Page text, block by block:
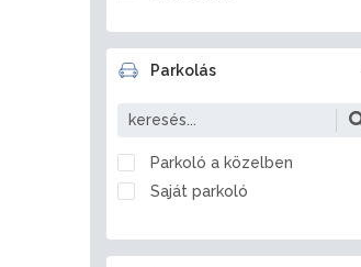
Balatonkenese
Balatonmagyaród
Balatonrendes
Balatonszabadi
Balatonszemes
Parkolás
Parkoló a közelben
Saját parkoló